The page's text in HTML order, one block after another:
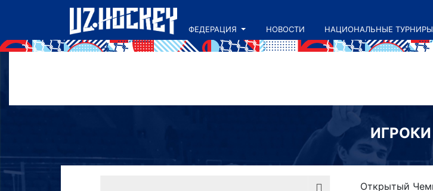
ФЕДЕРАЦИЯ НОВОСТИ НАЦИОНАЛЬНЫЕ ТУРНИРЫ
ИГРОКИ